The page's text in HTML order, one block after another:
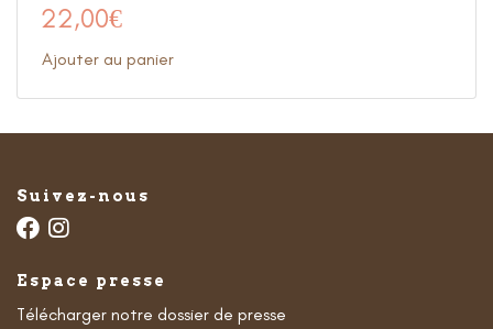
22,00€
Ajouter au panier
Suivez-nous
Espace presse
Télécharger notre dossier de presse